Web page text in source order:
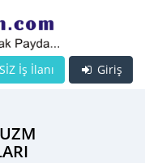
Giriş
İş İlanı